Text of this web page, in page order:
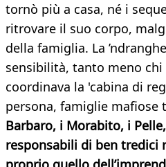
tornò più a casa, né i
ritrovare il suo corpo,
della famiglia. La
sensibilità, tanto meno
coordinava la 'cabina di
persona, famiglie
Barbaro, i Morabito, i
responsabili di ben tredici